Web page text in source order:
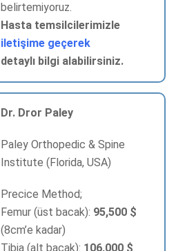
belirtemiyoruz.
Hasta temsilcilerimizle
iletişime geçerek
detaylı bilgi alabilirsiniz.
Dr. Dror Paley
Paley Orthopedic & Spine
Institute (Florida, USA)
Precice Method;
Femur (üst bacak): 95,500 $
(8cm’e kadar)
Tibia (alt bacak): 106,000 $